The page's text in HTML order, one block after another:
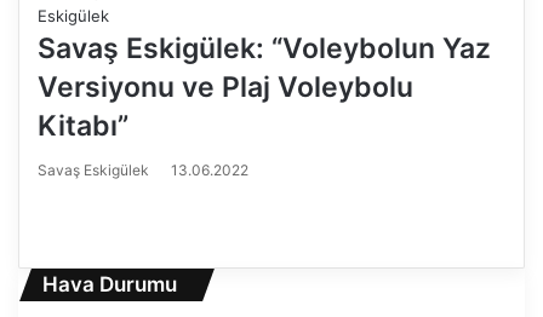
Savaş Eskigülek: “Voleybolun Yaz
Versiyonu ve Plaj Voleybolu
Kitabı”
Savaş Eskigülek 13.06.2022
e
k
n
r
Hava Durumu